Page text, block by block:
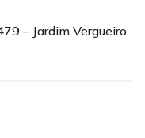
– Jardim Vergueiro